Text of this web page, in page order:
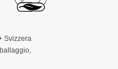
Svizzera